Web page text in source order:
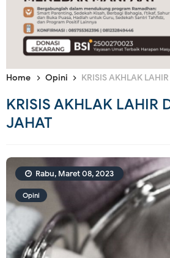
Home Opini KRISIS AKHLAK
KRISIS AKHLAK LAHIR
JAHAT
Opini
Rabu, Maret 08, 2023